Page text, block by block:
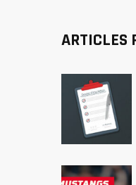
ARTICLES